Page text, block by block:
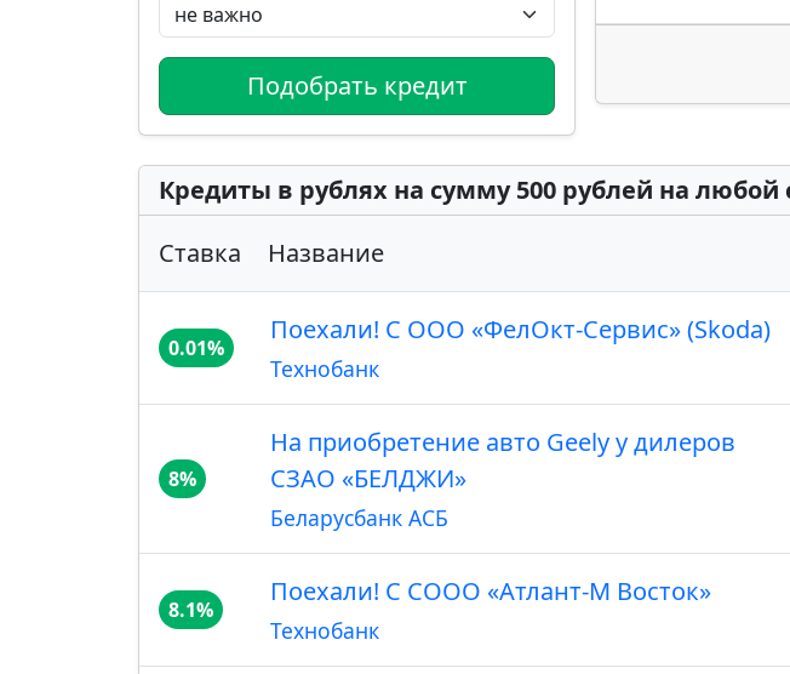
Подобрать кредит
Кредиты в рублях на сумму 500 рублей на любой
Ставка
Название
0.01%
Поехали! С ООО «ФелОкт-Сервис» (Skoda)
Технобанк
8%
На приобретение авто Geely у дилеров
СЗАО «БЕЛДЖИ»
Беларусбанк АСБ
8.1%
Поехали! С СООО «Атлант-М Восток»
Технобанк